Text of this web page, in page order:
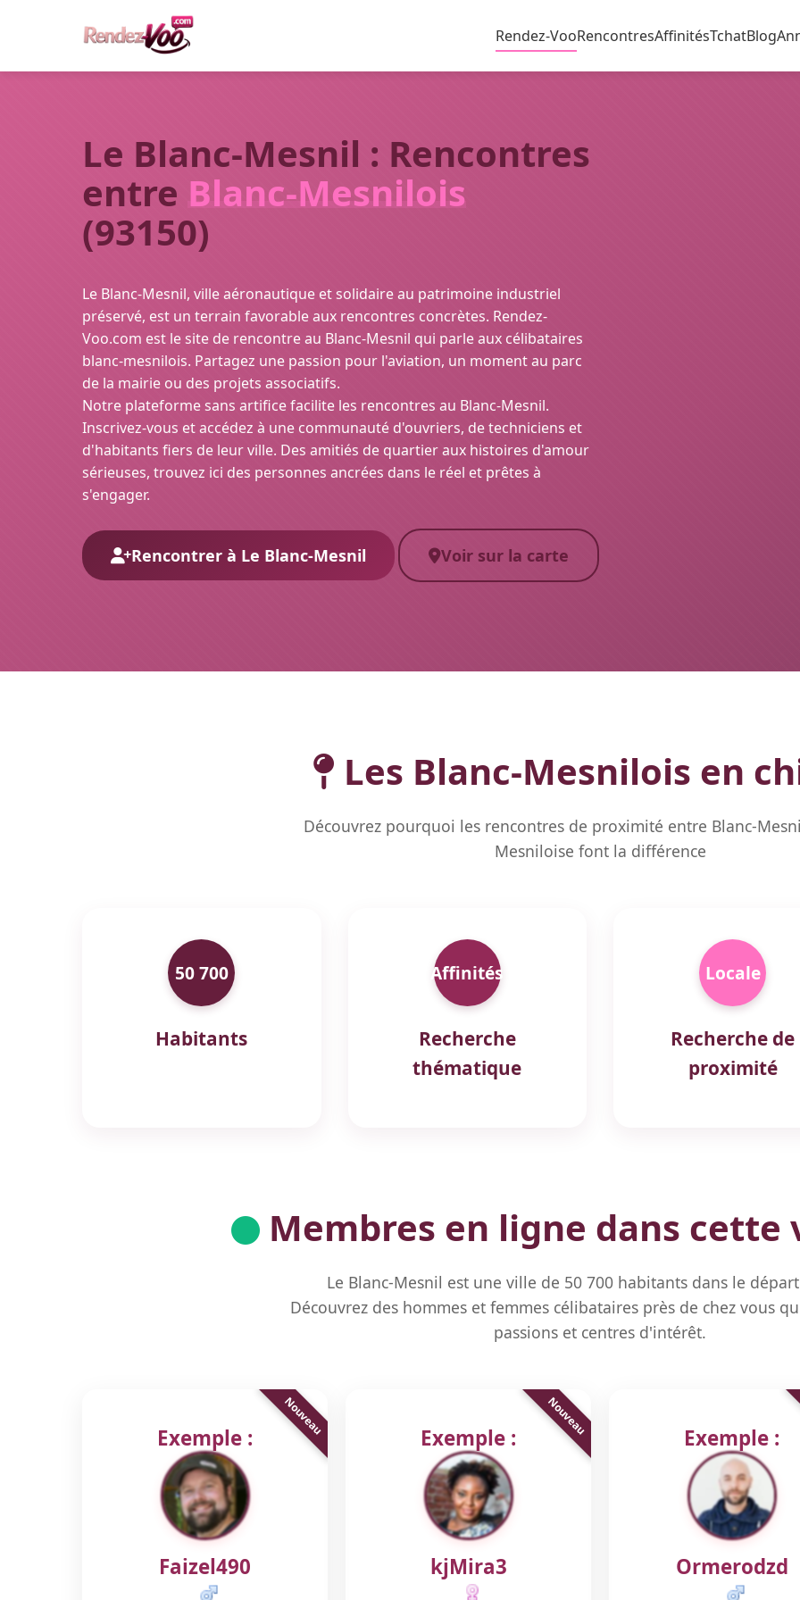
Rendez-VooRencontresAffinitésTchatBlog
Le Blanc-Mesnil : Rencontres
entre Blanc-Mesnilois
(93150)
Le Blanc-Mesnil, ville aéronautique et solidaire au patrimoine industriel
préservé, est un terrain favorable aux rencontres concrètes. Rendez-
Voo.com est le site de rencontre au Blanc-Mesnil qui parle aux célibataires
blanc-mesnilois. Partagez une passion pour l'aviation, un moment au parc
de la mairie ou des projets associatifs.
Notre plateforme sans artifice facilite les rencontres au Blanc-Mesnil.
Inscrivez-vous et accédez à une communauté d'ouvriers, de techniciens et
d'habitants fiers de leur ville. Des amitiés de quartier aux histoires d'amour
sérieuses, trouvez ici des personnes ancrées dans le réel et prêtes à
s'engager.
Rencontrer à Le Blanc-Mesnil Voir sur la carte
Les Blanc-Mesnilois en
Découvrez pourquoi les rencontres de proximité entre Blanc-
Mesniloise font la différence
50 700
Habitants
Affinités
Recherche
thématique
Locale
Recherche de
proximité
Membres en ligne dans cette
Le Blanc-Mesnil est une ville de 50 700 habitants dans le
Découvrez des hommes et femmes célibataires près de chez vous
passions et centres d'intérêt.
Exemple :
Faizel490
Exemple :
kjMira3
Exemple :
Ormerodzd